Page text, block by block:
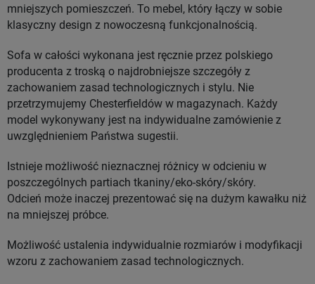
mniejszych pomieszczeń. To mebel, który łączy w sobie
klasyczny design z nowoczesną funkcjonalnością.
Sofa w całości wykonana jest ręcznie przez polskiego
producenta z troską o najdrobniejsze szczegóły z
zachowaniem zasad technologicznych i stylu. Nie
przetrzymujemy Chesterfieldów w magazynach. Każdy
model wykonywany jest na indywidualne zamówienie z
uwzględnieniem Państwa sugestii.
Istnieje możliwość nieznacznej różnicy w odcieniu w
poszczególnych partiach tkaniny/eko-skóry/skóry.
Odcień może inaczej prezentować się na dużym kawałku niż
na mniejszej próbce.
Możliwość ustalenia indywidualnie rozmiarów i modyfikacji
wzoru z zachowaniem zasad technologicznych.